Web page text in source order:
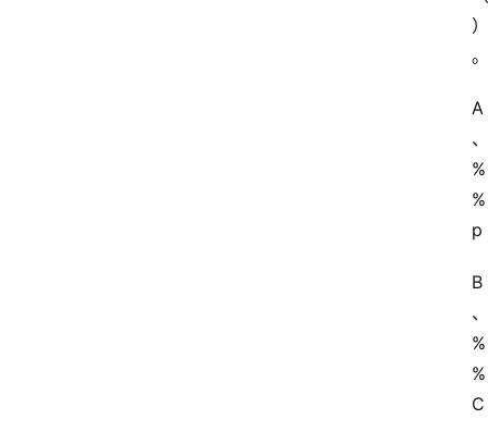
）
。
A
、
%
%
p
B
、
%
%
C